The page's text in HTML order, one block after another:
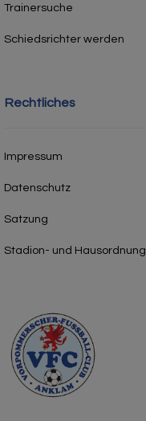
Trainersuche
Schiedsrichter werden
Rechtliches
Impressum
Datenschutz
Satzung
Stadion- und Hausordnung